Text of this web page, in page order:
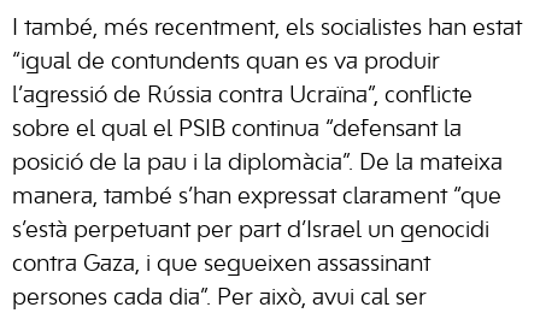
I també, més recentment, els socialistes han estat
“igual de contundents quan es va produir
l’agressió de Rússia contra Ucraïna”, conflicte
sobre el qual el PSIB continua “defensant la
posició de la pau i la diplomàcia”. De la mateixa
manera, també s’han expressat clarament “que
s’està perpetuant per part d’Israel un genocidi
contra Gaza, i que segueixen assassinant
persones cada dia”. Per això, avui cal ser